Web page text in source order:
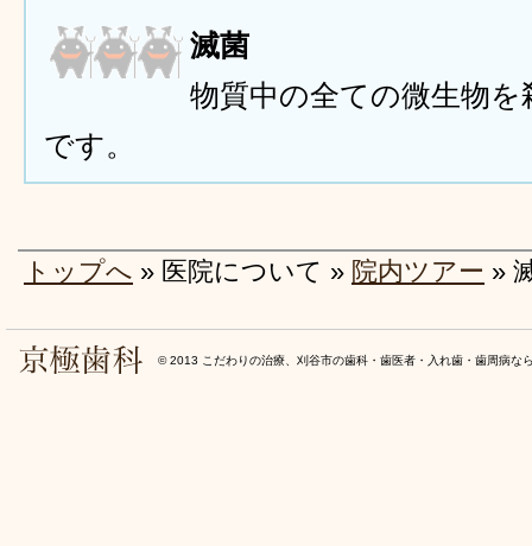
滅菌
物質中の全ての微生物
です。
トップへ » 医院について » 院内ツアー »
© 2013 こだわりの治療、刈谷市の歯科・歯医者・入れ歯・歯周病な